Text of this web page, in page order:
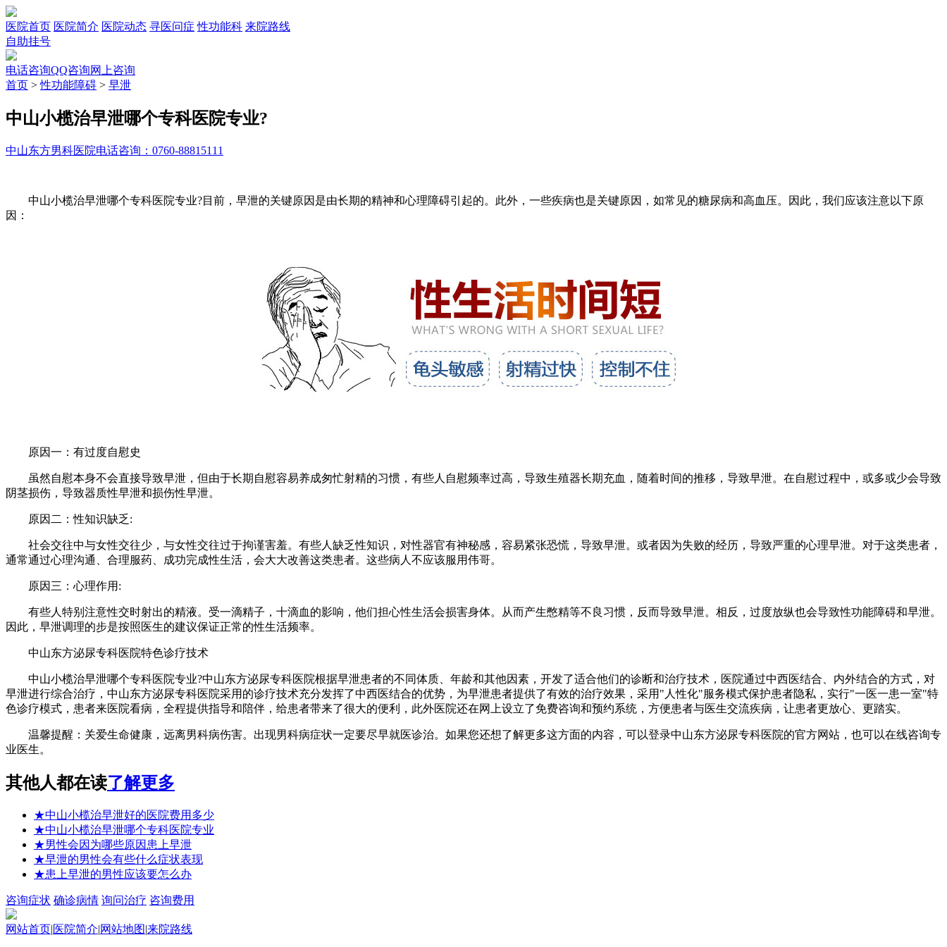
医院首页 医院简介 医院动态 寻医问症 性功能科 来院路线
自助挂号
电话咨询QQ咨询网上咨询
首页 >性功能障碍 > 早泄
中山小榄治早泄哪个专科医院专业?
中山东方男科医院电话咨询：0760-88815111
中山小榄治早泄哪个专科医院专业?目前，早泄的关键原因是由长期的精神和心理障碍引起的。此外，一些疾病也是关键原因，如常见的糖尿病和高血压。因此，我们应该注意以下原
因：
原因一：有过度自慰史
虽然自慰本身不会直接导致早泄，但由于长期自慰容易养成匆忙射精的习惯，有些人自慰频率过高，导致生殖器长期充血，随着时间的推移，导致早泄。在自慰过程中，或多或少会导致
阴茎损伤，导致器质性早泄和损伤性早泄。
原因二：性知识缺乏:
社会交往中与女性交往少，与女性交往过于拘谨害羞。有些人缺乏性知识，对性器官有神秘感，容易紧张恐慌，导致早泄。或者因为失败的经历，导致严重的心理早泄。对于这类患者，
通常通过心理沟通、合理服药、成功完成性生活，会大大改善这类患者。这些病人不应该服用伟哥。
原因三：心理作用:
有些人特别注意性交时射出的精液。受一滴精子，十滴血的影响，他们担心性生活会损害身体。从而产生憋精等不良习惯，反而导致早泄。相反，过度放纵也会导致性功能障碍和早泄。
因此，早泄调理的步是按照医生的建议保证正常的性生活频率。
中山东方泌尿专科医院特色诊疗技术
中山小榄治早泄哪个专科医院专业?中山东方泌尿专科医院根据早泄患者的不同体质、年龄和其他因素，开发了适合他们的诊断和治疗技术，医院通过中西医结合、内外结合的方式，对
早泄进行综合治疗，中山东方泌尿专科医院采用的诊疗技术充分发挥了中西医结合的优势，为早泄患者提供了有效的治疗效果，采用"人性化"服务模式保护患者隐私，实行"一医一患一室"特
色诊疗模式，患者来医院看病，全程提供指导和陪伴，给患者带来了很大的便利，此外医院还在网上设立了免费咨询和预约系统，方便患者与医生交流疾病，让患者更放心、更踏实。
温馨提醒：关爱生命健康，远离男科病伤害。出现男科病症状一定要尽早就医诊治。如果您还想了解更多这方面的内容，可以登录中山东方泌尿专科医院的官方网站，也可以在线咨询专
业医生。
其他人都在读了解更多
★中山小榄治早泄好的医院费用多少
★中山小榄治早泄哪个专科医院专业
★男性会因为哪些原因患上早泄
★早泄的男性会有些什么症状表现
★患上早泄的男性应该要怎么办
咨询症状 确诊病情 询问治疗 咨询费用
网站首页|医院简介|网站地图|来院路线